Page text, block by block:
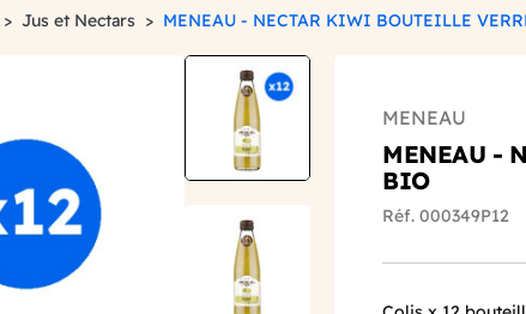
Jus et Nectars MENEAU - NECTAR KIWI BOUTEILLE
MENEAU
MENEAU -
BIO
Réf. 000349P12